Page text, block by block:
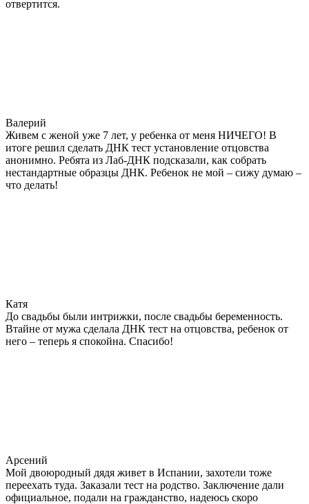
отвертится.
Валерий
Живем с женой уже 7 лет, у ребенка от меня НИЧЕГО! В
итоге решил сделать ДНК тест установление отцовства
анонимно. Ребята из Лаб-ДНК подсказали, как собрать
нестандартные образцы ДНК. Ребенок не мой – сижу думаю –
что делать!
Катя
До свадьбы были интрижки, после свадьбы беременность.
Втайне от мужа сделала ДНК тест на отцовства, ребенок от
него – теперь я спокойна. Спасибо!
Арсений
Мой двоюродный дядя живет в Испании, захотели тоже
переехать туда. Заказали тест на родство. Заключение дали
официальное, подали на гражданство, надеюсь скоро